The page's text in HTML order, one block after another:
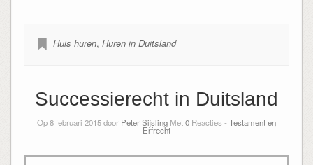
Huis huren, Huren in Duitsland
Successierecht in Duitsland
Op 8 februari 2015 door Peter Sijsling Met0 Reacties - Testament en
Erfrecht